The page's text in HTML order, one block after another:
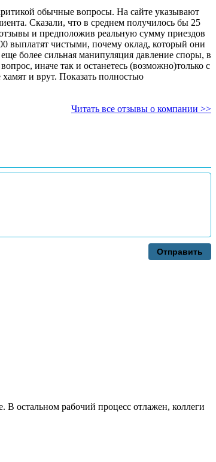
обычные вопросы. На сайте указывают
Сказали, что в среднем получилось бы 25
и предположив реальную сумму приездов
более сильная манипуляция давление споры, в
иначе так и останетесь (возможно)только с
что я не люблю когда мне хамят и врут. Показать полностью
Читать все отзывы о компании >>
Отправить
В остальном рабочий процесс отлажен, коллеги